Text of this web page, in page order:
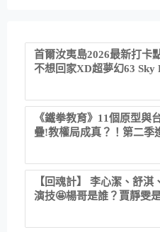
首爾汝夷島2026最新打卡
不想回家XD超夢幻63 Sky
津帝王蟹大餐、《淚之女
《鐵拳教育》11個原型與
疊!教權局成真？！第二季
【回魂計】 李心潔、舒淇
演技🤩楊哥是誰？賈靜雯